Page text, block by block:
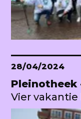
28/04/2024
Pleinotheek
Vier